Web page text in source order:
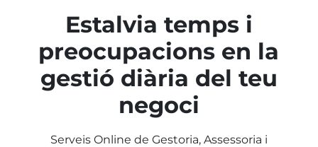
Estalvia temps i
preocupacions en la
gestió diària del teu
negoci
Serveis Online de Gestoria, Assessoria i